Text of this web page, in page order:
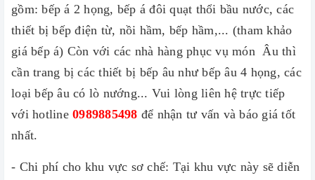
gồm: bếp á 2 họng, bếp á đôi quạt thổi bầu nước, các
thiết bị bếp điện từ, nồi hầm, bếp hầm,... (tham khảo
giá bếp á) Còn với các nhà hàng phục vụ món Âu thì
cần trang bị các thiết bị bếp âu như bếp âu 4 họng, các
loại bếp âu có lò nướng... Vui lòng liên hệ trực tiếp
với hotline 0989885498 để nhận tư vấn và báo giá tốt
nhất.
- Chi phí cho khu vực sơ chế: Tại khu vực này sẽ diễn